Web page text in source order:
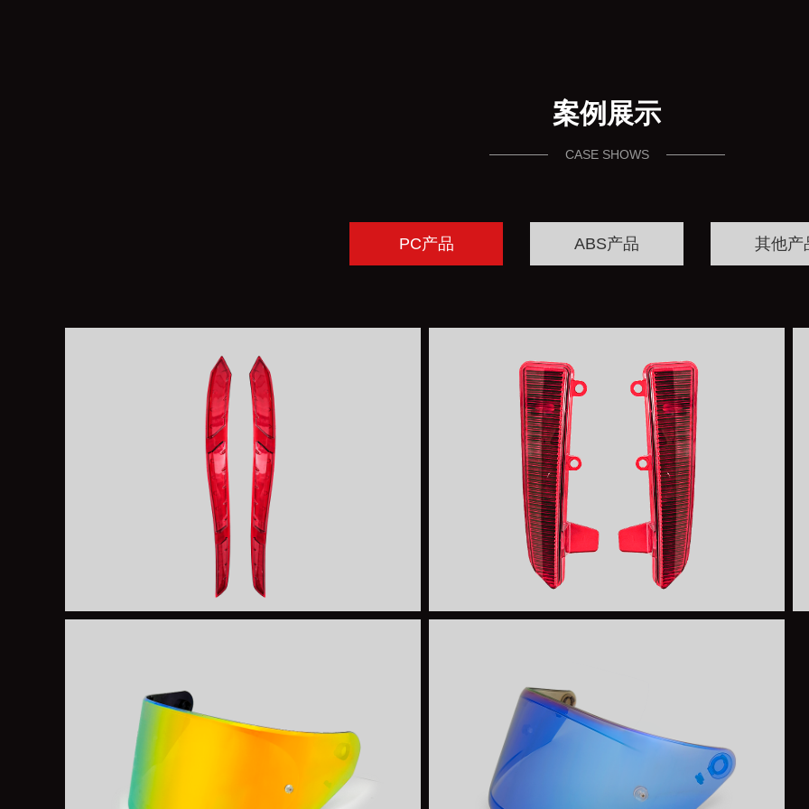
案例展示
CASE SHOWS
PC产品 ABS产品 其他产